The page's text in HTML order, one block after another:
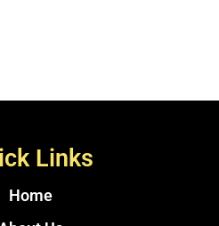
Links
Home